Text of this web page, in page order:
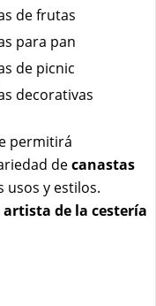
de frutas
para pan
de picnic
decorativas
permitirá
decanastas
usos y estilos.
artista de la cestería